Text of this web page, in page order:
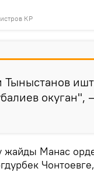
КР
Тыныстанов
Манас